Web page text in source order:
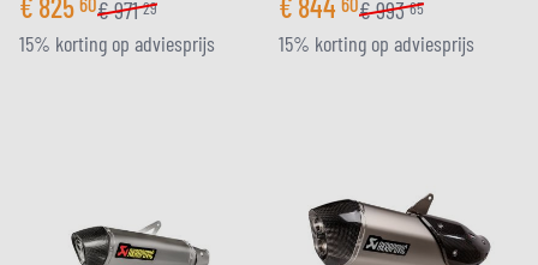
€971 29
15% korting op adviesprijs
€993 65
15% korting op adviesprijs